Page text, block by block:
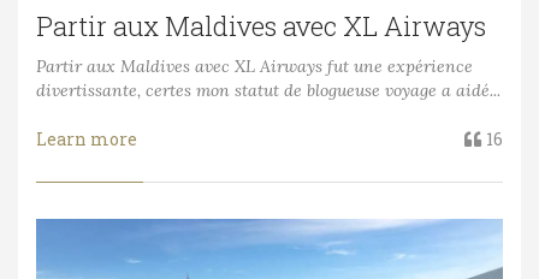
Partir aux Maldives avec XL Airways
Partir aux Maldives avec XL Airways fut une expérience
divertissante, certes mon statut de blogueuse voyage a aidé...
Learn more 16